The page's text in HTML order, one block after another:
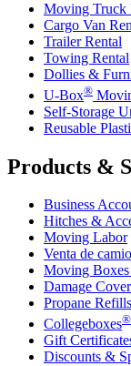
Moving Truck
Cargo Van
Trailer Rental
Towing Rental
Dollies &
U-Box®
Self-Storage
Reusable
Products &
Business
Hitches &
Moving Labor
Venta de
Moving
Damage
Propane
Collegeboxes®
Gift
Discounts &